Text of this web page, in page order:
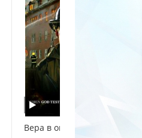
Вера в огне (2020)